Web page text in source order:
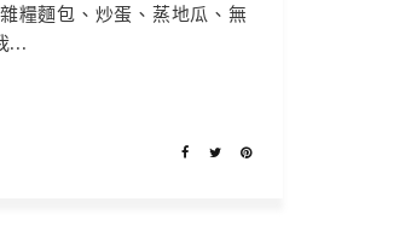
糧麵包、炒蛋、蒸地瓜、無
...